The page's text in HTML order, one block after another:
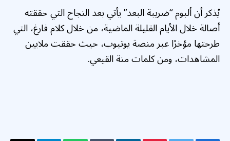
يُذكر أن ألبوم “ضريبة البعد” يأتي بعد النجاح التي حققته
أصالة خلال الأيام القليلة الماضية، من خلال كلام فارغ، التي
طرحتها مؤخرًا عبر منصة يوتيوب، حيث حققت ملايين
المشاهدات، ومن كلمات منة القيعي.